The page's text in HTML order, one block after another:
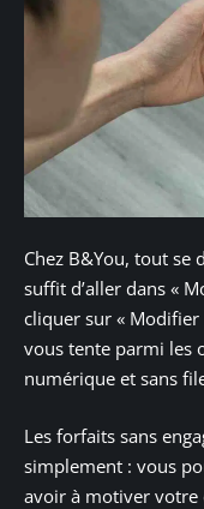
Chez B&You, tout se
suffit d’aller dans «
cliquer sur «
vous tente parmi les
numérique et sans
Les forfaits sans
simplement : vous
avoir à motiver votre